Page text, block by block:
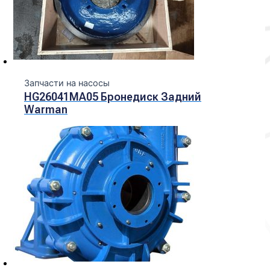
Запчасти на насосы
HG26041MA05 Бронедиск Задний
Warman